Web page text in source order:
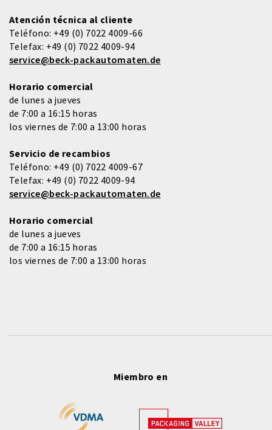
Atención técnica al cliente
Teléfono: +49 (0) 7022 4009-66
Telefax: +49 (0) 7022 4009-94
service@beck-packautomaten.de
Horario comercial
de lunes a jueves
de 7:00 a 16:15 horas
los viernes de 7:00 a 13:00 horas
Servicio de recambios
Teléfono: +49 (0) 7022 4009-67
Telefax: +49 (0) 7022 4009-94
service@beck-packautomaten.de
Horario comercial
de lunes a jueves
de 7:00 a 16:15 horas
los viernes de 7:00 a 13:00 horas
Miembro en